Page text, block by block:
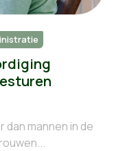
mannen in de